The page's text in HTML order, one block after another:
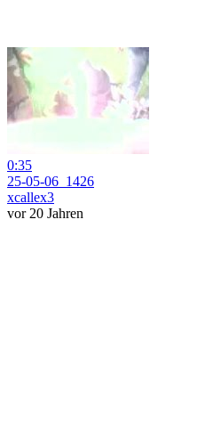
0:35
25-05-06_1426
xcallex3
vor 20 Jahren